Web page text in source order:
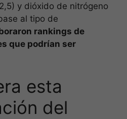
y dióxido de nitrógeno
al tipo de
rankings de
que podrían ser
esta
del